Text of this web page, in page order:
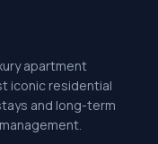
apartment
iconic residential
and long-term